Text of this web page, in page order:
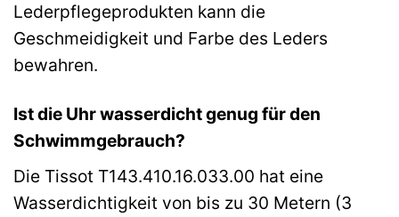
Lederpflegeprodukten kann die
Geschmeidigkeit und Farbe des Leders
bewahren.
Ist die Uhr wasserdicht genug für den
Schwimmgebrauch?
Die Tissot T143.410.16.033.00 hat eine
Wasserdichtigkeit von bis zu 30 Metern (3